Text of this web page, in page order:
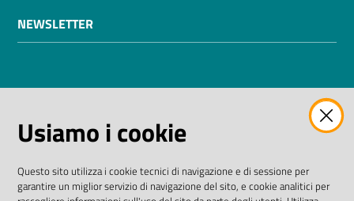
NEWSLETTER
I dati personali pubblicati sono riutilizzabili solo alle
2003/98/CE e dal D. Lgs. n. 36/2006
Usiamo i cookie
Questo sito utilizza i cookie tecnici di navigazione e di sessione per
garantire un miglior servizio di navigazione del sito, e cookie analitici per